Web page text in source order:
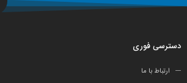
دسترسی فوری
ارتباط با ما